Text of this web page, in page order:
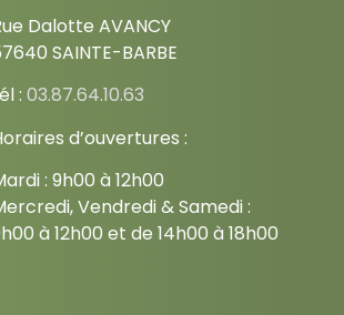
Dalotte AVANCY
SAINTE-BARBE
: 03.87.64.10.63
d’ouvertures :
: 9h00 à 12h00
Vendredi & Samedi :
à 12h00 et de 14h00 à 18h00